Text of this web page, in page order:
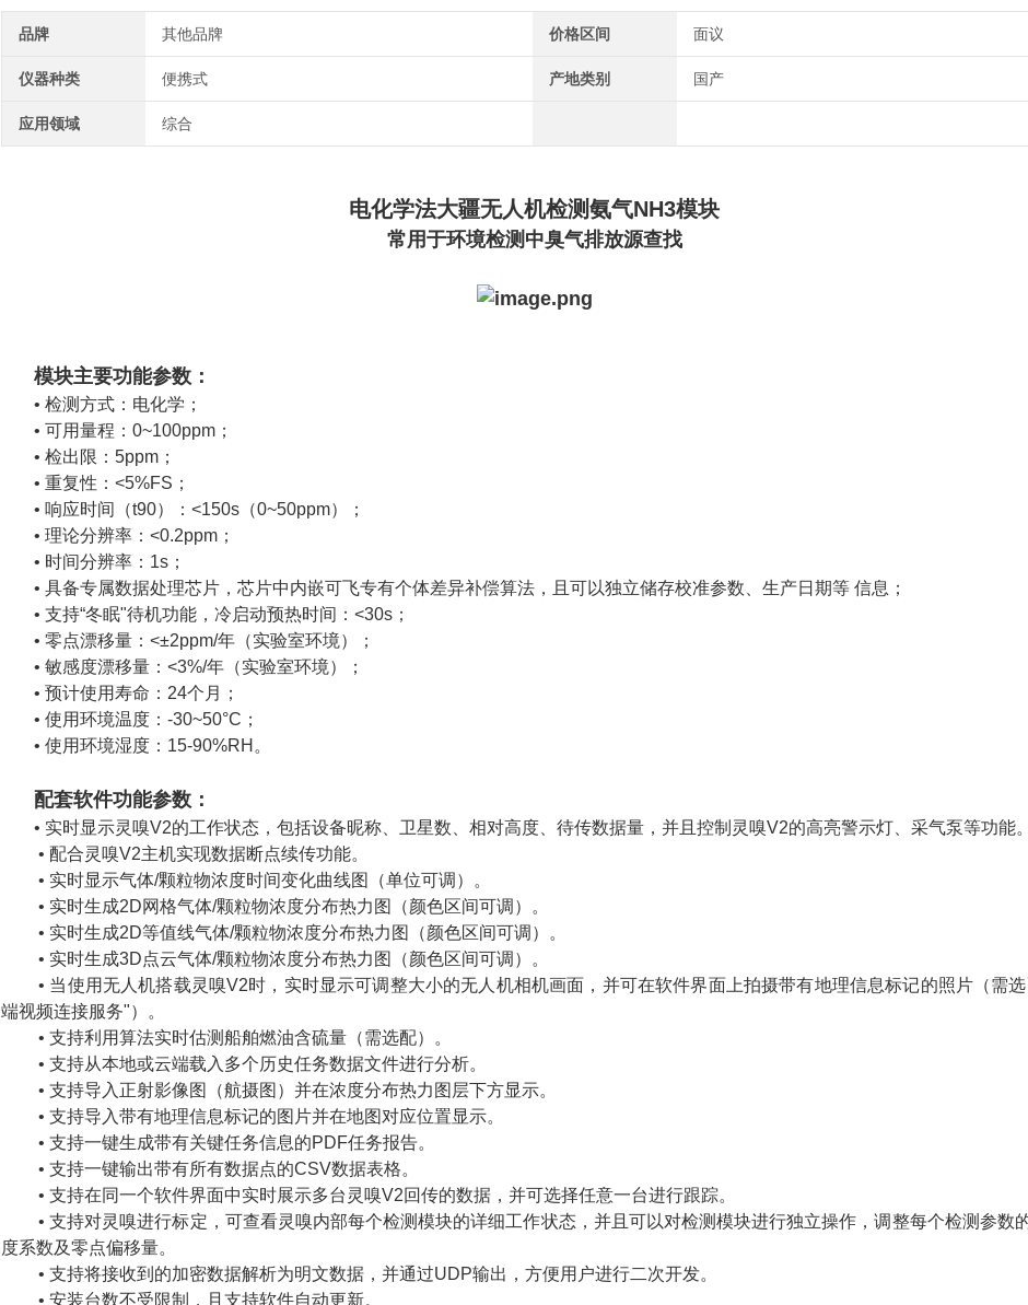
品牌 其他品牌 价格区间 面议
仪器种类 便携式 产地类别 国产
应用领域 综合
电化学法大疆无人机检测氨气NH3模块
常用于环境检测中臭气排放源查找
模块主要功能参数：
• 检测方式：电化学；
• 可用量程：0~100ppm；
• 检出限：5ppm；
• 重复性：<5%FS；
• 响应时间（t90）：<150s（0~50ppm）；
• 理论分辨率：<0.2ppm；
• 时间分辨率：1s；
• 具备专属数据处理芯片，芯片中内嵌可飞专有个体差异补偿算法，且可以独立储存校准参数、生产日期等 信息；
• 支持“冬眠"待机功能，冷启动预热时间：<30s；
• 零点漂移量：<±2ppm/年（实验室环境）；
• 敏感度漂移量：<3%/年（实验室环境）；
• 预计使用寿命：24个月；
• 使用环境温度：-30~50°C；
• 使用环境湿度：15-90%RH。
配套软件功能参数：
• 实时显示灵嗅V2的工作状态，包括设备昵称、卫星数、相对高度、待传数据量，并且控制灵嗅V2的高亮警示灯、采气泵等功能
• 配合灵嗅V2主机实现数据断点续传功能。
• 实时显示气体/颗粒物浓度时间变化曲线图（单位可调）。
• 实时生成2D网格气体/颗粒物浓度分布热力图（颜色区间可调）。
• 实时生成2D等值线气体/颗粒物浓度分布热力图（颜色区间可调）。
• 实时生成3D点云气体/颗粒物浓度分布热力图（颜色区间可调）。
• 当使用无人机搭载灵嗅V2时，实时显示可调整大小的无人机相机画面，并可在软件界面上拍摄带有地理信息标记的照片（需选
端视频连接服务"）。
• 支持利用算法实时估测船舶燃油含硫量（需选配）。
• 支持从本地或云端载入多个历史任务数据文件进行分析。
• 支持导入正射影像图（航摄图）并在浓度分布热力图层下方显示。
• 支持导入带有地理信息标记的图片并在地图对应位置显示。
• 支持一键生成带有关键任务信息的PDF任务报告。
• 支持一键输出带有所有数据点的CSV数据表格。
• 支持在同一个软件界面中实时展示多台灵嗅V2回传的数据，并可选择任意一台进行跟踪。
• 支持对灵嗅进行标定，可查看灵嗅内部每个检测模块的详细工作状态，并且可以对检测模块进行独立操作，调整每个检测参数
度系数及零点偏移量。
• 支持将接收到的加密数据解析为明文数据，并通过UDP输出，方便用户进行二次开发。
• 安装台数不受限制，且支持软件自动更新。